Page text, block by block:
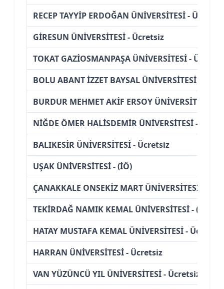
RECEP TAYYİP ERDOĞAN ÜNİVERSİTESİ - Ücretsiz
GİRESUN ÜNİVERSİTESİ - Ücretsiz
TOKAT GAZİOSMANPAŞA ÜNİVERSİTESİ -
BOLU ABANT İZZET BAYSAL ÜNİVERSİTESİ -
BURDUR MEHMET AKİF ERSOY ÜNİVERSİTESİ -
NİĞDE ÖMER HALİSDEMİR ÜNİVERSİTESİ - (İÖ)
BALIKESİR ÜNİVERSİTESİ - Ücretsiz
UŞAK ÜNİVERSİTESİ - (İÖ)
ÇANAKKALE ONSEKİZ MART ÜNİVERSİTESİ -
TEKİRDAĞ NAMIK KEMAL ÜNİVERSİTESİ - (İÖ)
HATAY MUSTAFA KEMAL ÜNİVERSİTESİ - Ücretsiz
HARRAN ÜNİVERSİTESİ - Ücretsiz
VAN YÜZÜNCÜ YIL ÜNİVERSİTESİ - Ücretsiz